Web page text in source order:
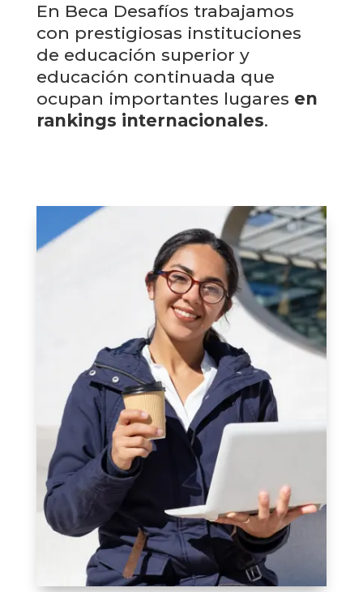
En Beca Desafíos trabajamos
con prestigiosas instituciones
de educación superior y
educación continuada que
ocupan importantes lugares en
rankings internacionales.